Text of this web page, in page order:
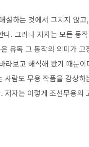
설하는 것에서 그치지 않
. 그러나 저자는 모든 동
유독 그 동작의 의미가
라보고 해석해 왔기 때문
사람도 무용 작품을 감상
저자는 이렇게 조선무용의